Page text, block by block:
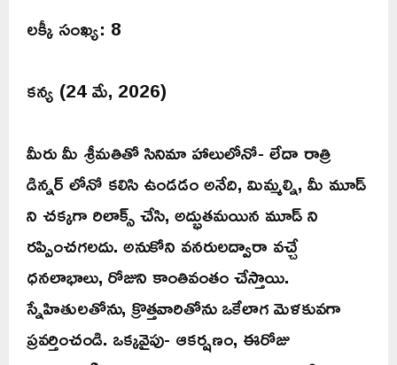
లక్కీ సంఖ్య: 8
కన్య (24 మే, 2026)
మీరు మీ శ్రీమతితో సినిమా హాలులోనో- లేదా రాత్రి
డిన్నర్ లోనో కలిసి ఉండడం అనేది, మిమ్మల్ని, మీ మూడ్
ని చక్కగా రిలాక్స్ చేసి, అద్భుతమయిన మూడ్ ని
రప్పించగలదు. అనుకోని వనరులద్వారా వచ్చే
ధనలాభాలు, రోజుని కాంతివంతం చేస్తాయి.
స్నేహితులతోను, క్రొత్తవారితోను ఒకేలాగ మెళకువగా
ప్రవర్తించండి. ఒక్కవైపు- ఆకర్షణం, ఈరోజు